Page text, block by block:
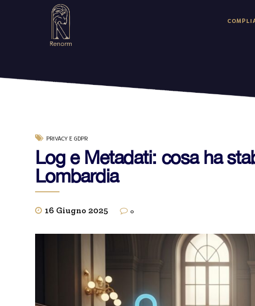
PRIVACY E GDPR
Log e Metadati: cosa ha
Lombardia
16 Giugno 2025 0